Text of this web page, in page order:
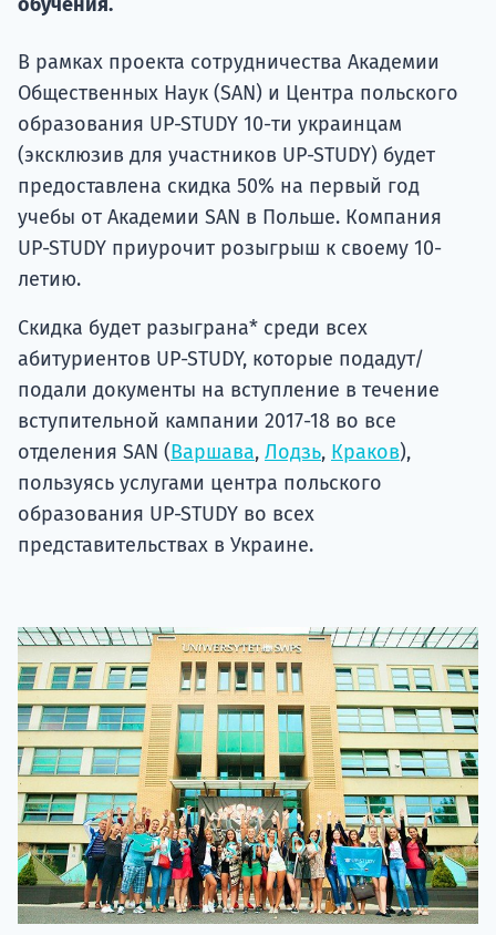
В рамках проекта сотрудничества Академии
Общественных Наук (SAN) и Центра польского
образования UP-STUDY 10-ти украинцам
(эксклюзив для участников UP-STUDY) будет
предоставлена скидка 50% на первый год
учебы от Академии SAN в Польше. Компания
UP-STUDY приурочит розыгрыш к своему 10-
летию.
Скидка будет разыграна* среди всех
абитуриентов UP-STUDY, которые подадут/
подали документы на вступление в течение
вступительной кампании 2017-18 во все
отделения SAN (Варшава, Лодзь, Краков),
пользуясь услугами центра польского
образования UP-STUDY во всех
представительствах в Украине.